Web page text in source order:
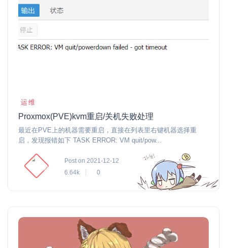
运维
Proxmox(PVE)kvm重启/关机失败处理
最近在PVE上的机器需要重启，直接在列表里右键机器选择重
启，发现报错如下 TASK ERROR: VM quit/pow...
Post on 2021-12-12
6.64k
0